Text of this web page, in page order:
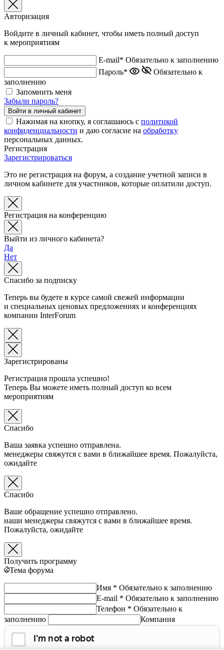
Авторизация
Войдите в личный кабинет, чтобы иметь полный доступ
к мероприятиям
E-mail* Обязательно к заполнению
Пароль*
Обязательно к
заполнению
Запомнить меня
Забыли пароль?
Нажимая на кнопку, я соглашаюсь с политикой
конфиденциальности и даю согласие на обработку
персональных данных.
Регистрация
Зарегистрироваться
Это не регистрация на форум, а создание учетной записи в
личном кабинете для участников, которые оплатили доступ.
Регистрация на конференцию
Выйти из личного кабинета?
Да
Нет
Спасибо за подписку
Теперь вы будете в курсе самой свежей информации
и специальных ценовых предложениях и конференциях
компании InterForum
Зарегистрированы
Регистрация прошла успешно!
Теперь Вы можете иметь полный доступ ко всем
мероприятиям
Спасибо
Ваша заявка успешно отправлена.
менеджеры свяжутся с вами в ближайшее время. Пожалуйста,
ожидайте
Спасибо
Ваше обращение успешно отправлено.
наши менеджеры свяжутся с вами в ближайшее время.
Пожалуйста, ожидайте
Получить программу
Тема форума
Имя * Обязательно к заполнению
E-mail * Обязательно к заполнению
Телефон * Обязательно к
заполнению
Компания